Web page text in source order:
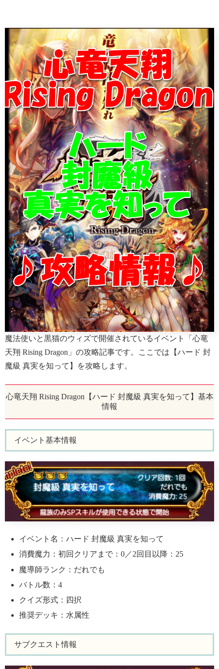
魔法使いと黒猫のウィズで開催されているイベント「心竜
天翔 Rising Dragon」の攻略記事です。ここでは【ハード 封
魔級 真実を知って】を攻略します。
心竜天翔 Rising Dragon【ハード 封魔級 真実を知って】基本
情報
イベント基本情報
イベント名：ハード 封魔級 真実を知って
消費魔力：初回クリアまで：0／2回目以降：25
魔導師ランク：だれでも
バトル数：4
クイズ形式：四択
推奨デッキ：水属性
サブクエスト情報